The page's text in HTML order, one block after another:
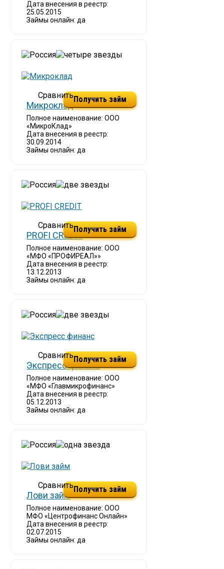
Дата внесения в реестр:
25.05.2015
Займы онлайн: да
Микроклад
Полное наименование: ООО
«МикроКлад»
Дата внесения в реестр:
30.09.2014
Займы онлайн: да
Получить займ
PROFI CREDIT
Полное наименование: ООО
«МФО «ПРОФИРЕАЛ»»
Дата внесения в реестр:
13.12.2013
Займы онлайн: да
Получить займ
Экспресс финанс
Полное наименование: ООО
«МФО «Главмикрофинанс»
Дата внесения в реестр:
05.12.2013
Займы онлайн: да
Получить займ
Лови займ
Полное наименование: ООО
МФО «Центрофинанс Онлайн»
Дата внесения в реестр:
02.07.2015
Займы онлайн: да
Получить займ